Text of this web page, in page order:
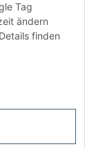
auf
üblichen
Tag
ändern
finden